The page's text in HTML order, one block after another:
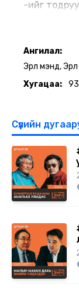
-ийг
Ангилал:
Эрүүл мэнд,
Хугацаа:
Сүүлийн